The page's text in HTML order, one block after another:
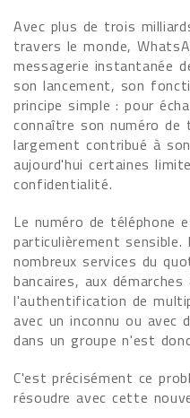
Avec plus de trois
travers le monde,
messagerie instantanée
son lancement, son
principe simple : pour
connaître son numéro de
largement contribué à
aujourd'hui certaines
confidentialité.
Le numéro de téléphone
particulièrement
nombreux services du
bancaires, aux
l'authentification de
avec un inconnu ou avec
dans un groupe n'est
C'est précisément ce
résoudre avec cette